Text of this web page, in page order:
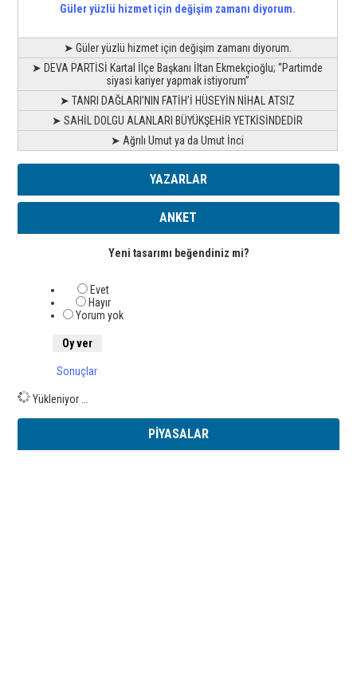
Güler yüzlü hizmet için değişim zamanı diyorum.
➤ Güler yüzlü hizmet için değişim zamanı diyorum.
➤ DEVA PARTİSİ Kartal İlçe Başkanı İltan Ekmekçioğlu; “Partimde
siyasi kariyer yapmak istiyorum”
➤ TANRI DAĞLARI’NIN FATİH’İ HÜSEYİN NİHAL ATSIZ
➤ SAHİL DOLGU ALANLARI BÜYÜKŞEHİR YETKİSİNDEDİR
➤ Ağrılı Umut ya da Umut İnci
YAZARLAR
ANKET
Yeni tasarımı beğendiniz mi?
Evet
Hayır
Yorum yok
Sonuçlar
Yükleniyor ...
PİYASALAR